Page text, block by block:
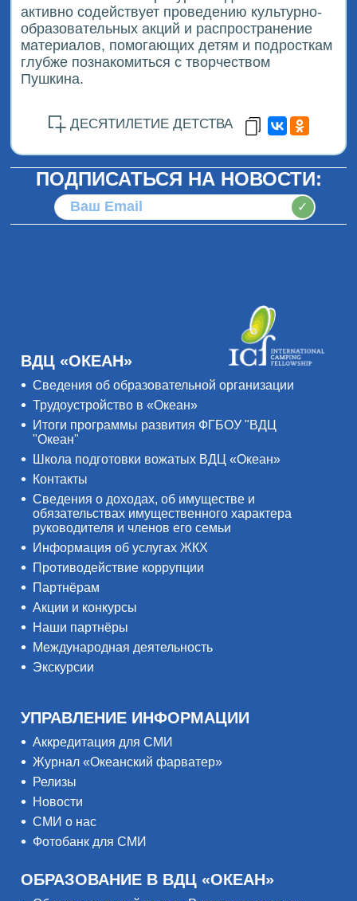
активно содействует проведению культурно-
образовательных акций и распространение
материалов, помогающих детям и подросткам
глубже познакомиться с творчеством
Пушкина.
ДЕСЯТИЛЕТИЕ ДЕТСТВА
ПОДПИСАТЬСЯ НА НОВОСТИ:
✓
ВДЦ «ОКЕАН»
Сведения об образовательной организации
Трудоустройство в «Океан»
Итоги программы развития ФГБОУ "ВДЦ
"Океан"
Школа подготовки вожатых ВДЦ «Океан»
Контакты
Сведения о доходах, об имуществе и
обязательствах имущественного характера
руководителя и членов его семьи
Информация об услугах ЖКХ
Противодействие коррупции
Партнёрам
Акции и конкурсы
Наши партнёры
Международная деятельность
Экскурсии
УПРАВЛЕНИЕ ИНФОРМАЦИИ
Аккредитация для СМИ
Журнал «Океанский фарватер»
Релизы
Новости
СМИ о нас
Фотобанк для СМИ
ОБРАЗОВАНИЕ В ВДЦ «ОКЕАН»